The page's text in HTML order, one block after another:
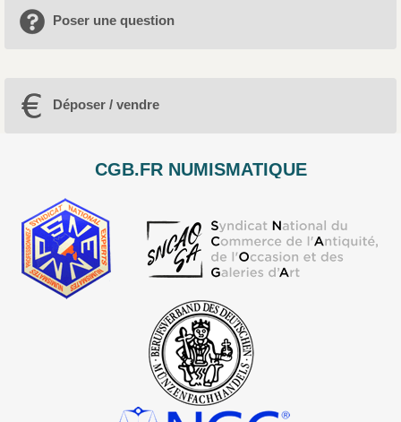
Poser une question
Déposer / vendre
CGB.FR NUMISMATIQUE